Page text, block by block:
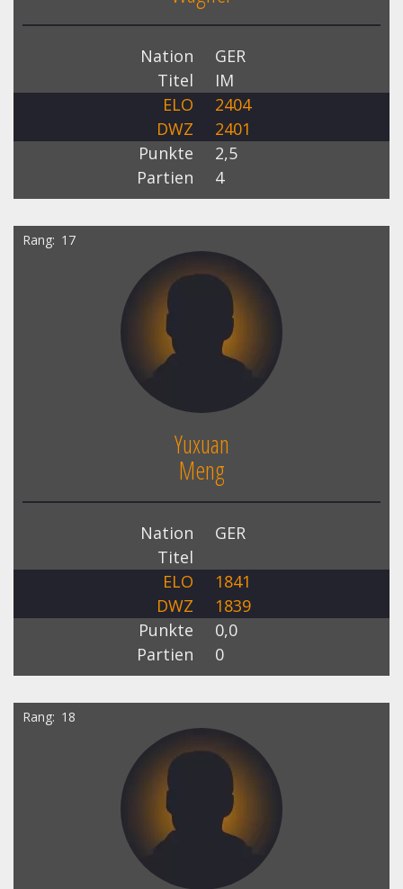
Nation
GER
Titel
IM
ELO
2404
DWZ
2401
Punkte
2,5
Partien
4
Rang 17
Yuxuan
Meng
Nation
GER
Titel
ELO
1841
DWZ
1839
Punkte
0,0
Partien
0
Rang 18